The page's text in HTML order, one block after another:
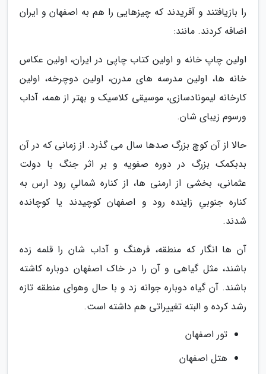
را بازیافتند و آفریدند که چیزهایی را هم به اصفهان و ایران
اضافه کردند. مانند:
اولین چاپ خانه و اولین کتاب چاپی در ایران، اولین عکاس
خانه ها، اولین مدرسه های مدرن، اولین دوچرخه، اولین
کارخانه لیمونادسازی، موسیقی کلاسیک و بهتر از همه، آداب
ورسوم زیبای شان.
حالا از آن کوچ بزرگ صدها سال می گذرد. از زمانی که در آن
بدبکمک بزرگ در دوره صفویه و بر اثر جنگ با دولت
عثمانی، بخشی از ارمنی ها، از کناره شمالیِ رود ارس به
کناره جنوبیِ زاینده رود و اصفهان کوچیدند یا کوچانده
شدند.
آن ها انگار که منطقه، فرهنگ و آداب شان را قلمه زده
باشند، مثل گیاهی و آن را در خاک اصفهان دوباره کاشته
باشند. آن گیاه دوباره جوانه زد و با حال وهوای منطقه تازه
رشد کرده و البته تغییراتی هم داشته است.
تور اصفهان
هتل اصفهان